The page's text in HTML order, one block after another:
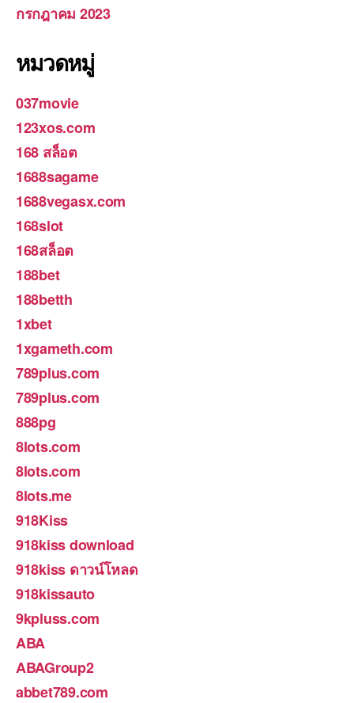
กรกฎาคม 2023
หมวดหมู่
037movie
123xos.com
168 สล็อต
1688sagame
1688vegasx.com
168slot
168สล็อต
188bet
188betth
1xbet
1xgameth.com
789plus.com
789plus.com
888pg
8lots.com
8lots.com
8lots.me
918Kiss
918kiss download
918kiss ดาวน์โหลด
918kissauto
9kpluss.com
ABA
ABAGroup2
abbet789.com